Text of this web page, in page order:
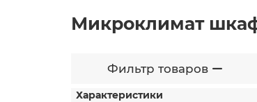
Микроклимат
Фильтр товаров
Характеристики